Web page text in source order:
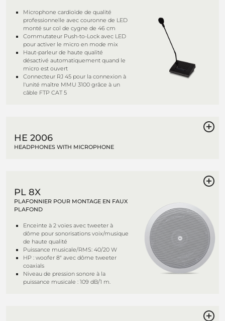
Microphone cardioïde de qualité
professionnelle avec couronne de LED
monté sur col de cygne de 46 cm
Commutateur Push-to-Lock avec LED
pour activer le micro en mode mix
Haut-parleur de haute qualité
désactivé automatiquement quand le
micro est ouvert
Connecteur RJ 45 pour la connexion à
l'unité maître MMU 3100 grâce à un
câble FTP CAT 5
HE 2006
HEADPHONES WITH MICROPHONE
PL 8X
PLAFONNIER POUR MONTAGE EN FAUX
PLAFOND
Enceinte à 2 voies avec tweeter à
dôme pour sonorisations voix/musique
de haute qualité
Puissance musicale/RMS: 40/20 W
HP : woofer 8" avec dôme tweeter
coaxials
Niveau de pression sonore à la
puissance musicale : 109 dB/1 m.